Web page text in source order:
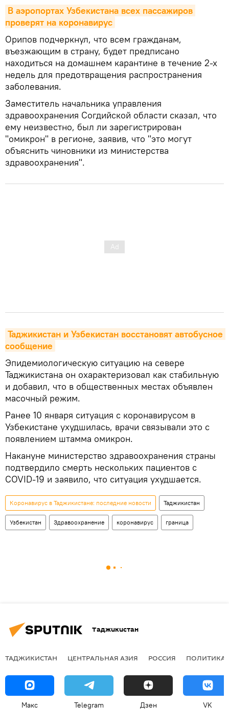
В аэропортах Узбекистана всех пассажиров
проверят на коронавирус
Орипов подчеркнул, что всем гражданам,
въезжающим в страну, будет предписано
находиться на домашнем карантине в течение 2-х
недель для предотвращения распространения
заболевания.
Заместитель начальника управления
здравоохранения Согдийской области сказал, что
ему неизвестно, был ли зарегистрирован
"омикрон" в регионе, заявив, что "это могут
объяснить чиновники из министерства
здравоохранения".
Таджикистан и Узбекистан восстановят автобусное
сообщение
Эпидемиологическую ситуацию на севере
Таджикистана он охарактеризовал как стабильную
и добавил, что в общественных местах объявлен
масочный режим.
Ранее 10 января ситуация с коронавирусом в
Узбекистане ухудшилась, врачи связывали это с
появлением штамма омикрон.
Накануне министерство здравоохранения страны
подтвердило смерть нескольких пациентов с
COVID-19 и заявило, что ситуация ухудшается.
Коронавирус в Таджикистане: последние новости Таджикистан
Узбекистан Здравоохранение коронавирус граница
Таджикистан
ТАДЖИКИСТАН ЦЕНТРАЛЬНАЯ АЗИЯ РОССИЯ ПОЛИТИКА
Макс Telegram Дзен VK